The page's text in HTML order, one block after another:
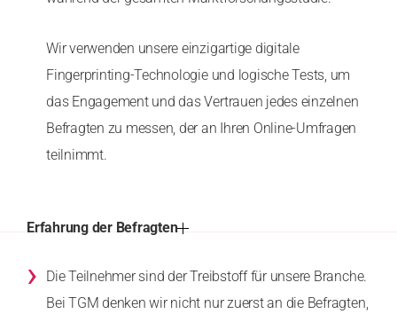
Wir verwenden unsere einzigartige digitale
Fingerprinting-Technologie und logische Tests, um
das Engagement und das Vertrauen jedes einzelnen
Befragten zu messen, der an Ihren Online-Umfragen
teilnimmt.
Erfahrung der Befragten
›
Die Teilnehmer sind der Treibstoff für unsere Branche.
Bei TGM denken wir nicht nur zuerst an die Befragten,